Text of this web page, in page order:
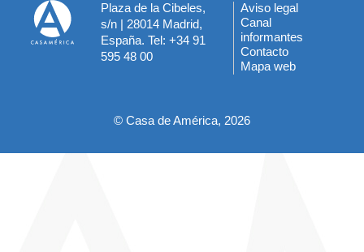
Plaza de la Cibeles,
s/n | 28014 Madrid,
España. Tel: +34 91
595 48 00
Menú
del
pie
Aviso legal
Canal
informantes
Contacto
Mapa web
© Casa de América, 2026